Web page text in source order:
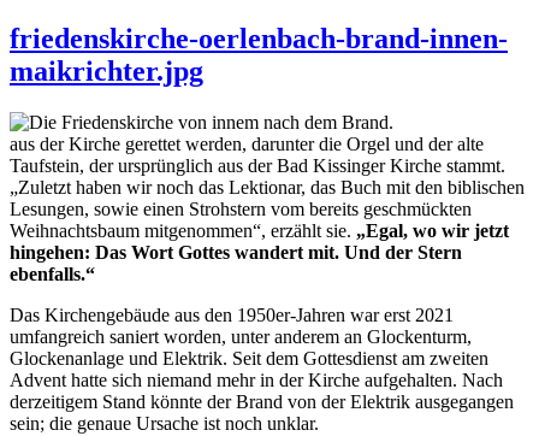
friedenskirche-oerlenbach-brand-innen-
maikrichter.jpg
aus der Kirche gerettet werden, darunter die Orgel und der alte
Taufstein, der ursprünglich aus der Bad Kissinger Kirche stammt.
„Zuletzt haben wir noch das Lektionar, das Buch mit den biblischen
Lesungen, sowie einen Strohstern vom bereits geschmückten
Weihnachtsbaum mitgenommen“, erzählt sie. „Egal, wo wir jetzt
hingehen: Das Wort Gottes wandert mit. Und der Stern
ebenfalls.“
Das Kirchengebäude aus den 1950er-Jahren war erst 2021
umfangreich saniert worden, unter anderem an Glockenturm,
Glockenanlage und Elektrik. Seit dem Gottesdienst am zweiten
Advent hatte sich niemand mehr in der Kirche aufgehalten. Nach
derzeitigem Stand könnte der Brand von der Elektrik ausgegangen
sein; die genaue Ursache ist noch unklar.